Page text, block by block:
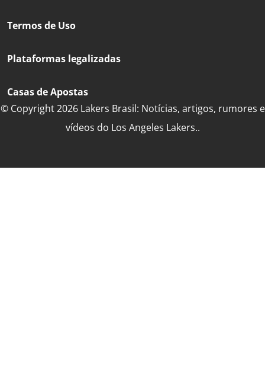
Termos de Uso
Plataformas legalizadas
Casas de Apostas
© Copyright 2026 Lakers Brasil: Notícias, artigos, rumores e
vídeos do Los Angeles Lakers..